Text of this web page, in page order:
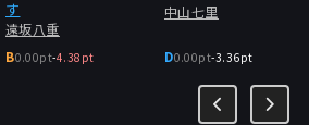
す
遠坂八重
B0.00pt-4.38pt
中山七里
D0.00pt-3.36pt